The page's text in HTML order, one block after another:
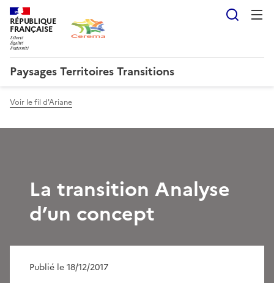
RÉPUBLIQUE
FRANÇAISE
Paysages Territoires Transitions
Voir le fil d'Ariane
La transition Analyse
d’un concept
Publié le 18/12/2017